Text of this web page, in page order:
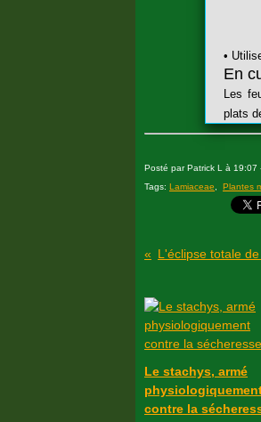
•
En
Les
plats
Posté par Patrick L à 19:07
Tags: Lamiaceae Plantes
Le stachys, armé
contre la